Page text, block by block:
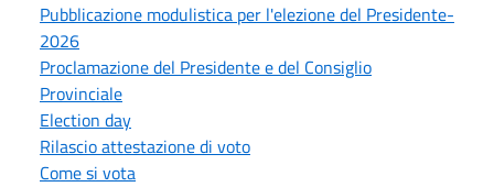
Pubblicazione modulistica per l'elezione del Presidente-
2026
Proclamazione del Presidente e del Consiglio
Provinciale
Election day
Rilascio attestazione di voto
Come si vota